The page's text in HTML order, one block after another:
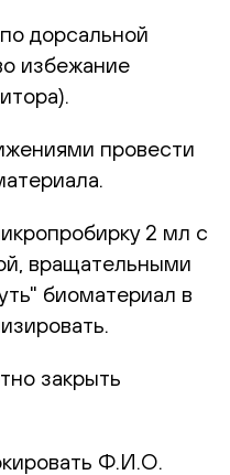
дорсальной
избежание
провести
2 мл с
вращательными
биоматериал в
закрыть
Ф.И.О.